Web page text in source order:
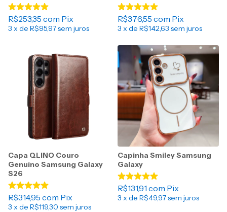
R$253,35 com Pix
3 x de R$95,97sem juros
R$376,55 com Pix
3 x de R$142,63 sem juros
Capa QLINO Couro
Genuíno Samsung Galaxy
S26
R$314,95 com Pix
3 x de R$119,30 sem juros
Capinha Smiley Samsung
Galaxy
R$131,91 com Pix
3 x de R$49,97sem juros